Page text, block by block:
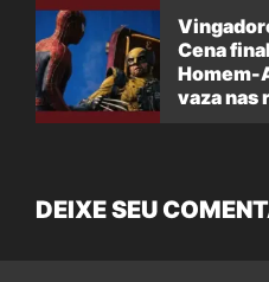
Cena
Homem-
vaza nas
DEIXE SEU